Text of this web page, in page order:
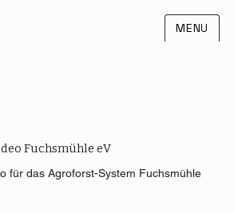
MENU
Fuchsmühle eV
für das Agroforst-System Fuchsmühle